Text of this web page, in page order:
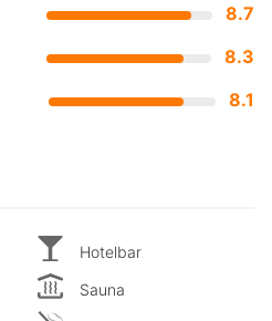
8.7
8.3
8.1
Hotelbar
Sauna